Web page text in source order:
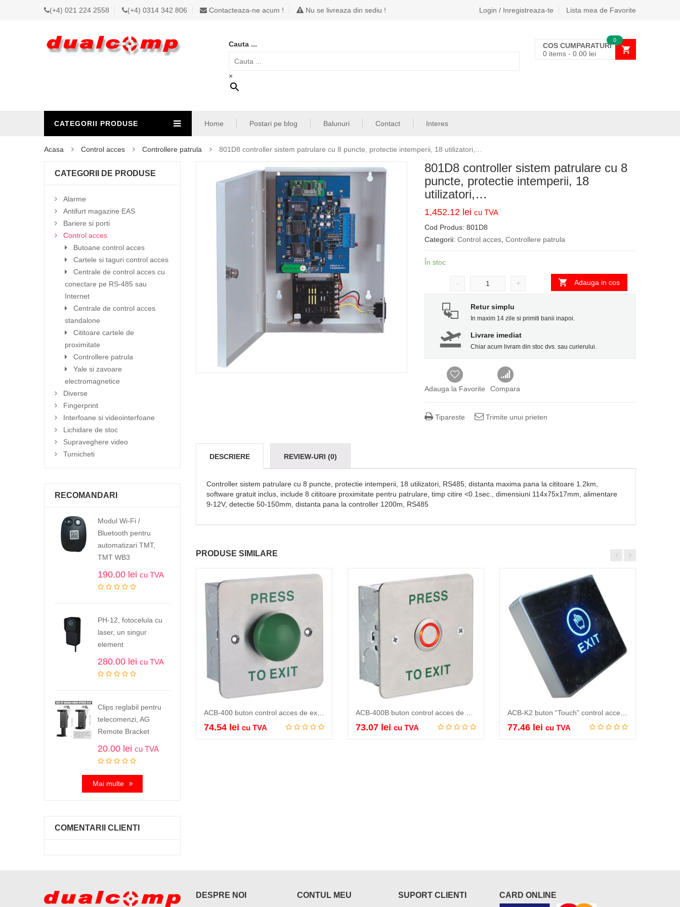
(+4) 021 224 2558 (+4) 0314 342 806 Contacteaza-ne acum ! Nu se livreaza din sediu ! Login / Inregistreaza-te Lista mea de Favorite
Cauta ...
×
COS CUMPARATURI
0 items - 0.00 lei
0
CATEGORII PRODUSE Home Postari pe blog Balunuri Contact Interes
Acasa Control acces Controllere patrula 801D8 controller sistem patrulare cu 8 puncte, protectie intemperii, 18 utilizatori,…
801D8 controller sistem patrulare cu 8
puncte, protectie intemperii, 18
utilizatori,…
1,452.12 lei cu TVA
Cod Produs:801D8
Categorii:Control acces ,Controllere patrula
În stoc
- + Adauga in cos
Retur simplu
In maxim 14 zile si primiti banii inapoi.
Livrare imediat
Chiar acum livram din stoc dvs. sau curierului.
Adauga la Favorite Compara
Tipareste Trimite unui prieten
DESCRIERE REVIEW-URI (0)
Controller sistem patrulare cu 8 puncte, protectie intemperii, 18 utilizatori, RS485, distanta maxima pana la cititoare 1.2km,
software gratuit inclus, include 8 cititoare proximitate pentru patrulare, timp citire <0.1sec., dimensiuni 114x75x17mm, alimentare
9-12V, detectie 50-150mm, distanta pana la controller 1200m, RS485
PRODUSE SIMILARE
74.54 lei cu TVA 73.07 lei cu TVA 77.46 lei cu TVA
CATEGORII DE PRODUSE
Alarme
Antifurt magazine EAS
Bariere si porti
Control acces
Butoane control acces
Cartele si taguri control acces
Centrale de control acces cu
conectare pe RS-485 sau
Internet
Centrale de control acces
standalone
Cititoare cartele de
proximitate
Controllere patrula
Yale si zavoare
electromagnetice
Diverse
Fingerprint
Interfoane si videointerfoane
Lichidare de stoc
Supraveghere video
Turnicheti
RECOMANDARI
Modul Wi-Fi /
Bluetooth pentru
automatizari TMT,
TMT WB3
190.00 lei cu TVA
PH-12, fotocelula cu
laser, un singur
element
280.00 lei cu TVA
Clips reglabil pentru
telecomenzi, AG
Remote Bracket
20.00 lei cu TVA
Mai multe
COMENTARII CLIENTI
DESPRE NOI CONTUL MEU SUPORT CLIENTI CARD ONLINE